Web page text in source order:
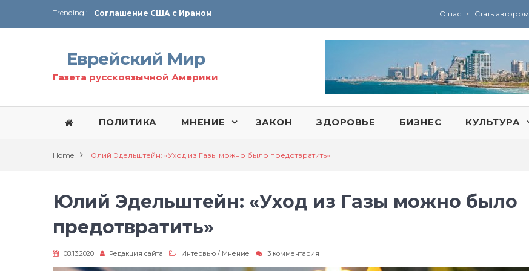
Trending :
Соглашение США с Ираном
Технология Революции в Иране
Ю
ридические услуги адвокатской коллегии «Эли Гервиц»: полное сопровождение на всех этапах
От Ирана до Ливана и Газы
О нас • Стать автором
Еврейский Мир
Газета русскоязычной Америки
ПОЛИТИКА МНЕНИЕ ЗАКОН ЗДОРОВЬЕ БИЗНЕС КУЛЬТУРА
Home Юлий Эдельштейн: «Уход из Газы можно было предотвратить»
Юлий Эдельштейн: «Уход из Газы можно было
предотвратить»
08.13.2020 Редакция сайта Интервью / Мнение 3 комментария